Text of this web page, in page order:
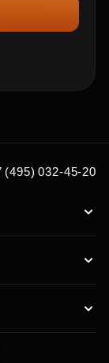
(495) 032-45-20